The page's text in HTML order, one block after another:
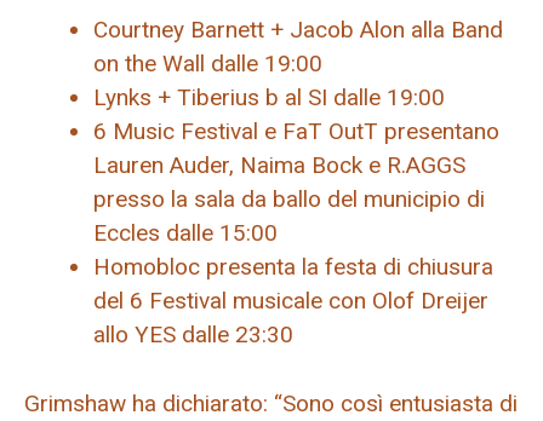
Courtney Barnett + Jacob Alon alla Band
on the Wall dalle 19:00
Lynks + Tiberius b al SI dalle 19:00
6 Music Festival e FaT OutT presentano
Lauren Auder, Naima Bock e R.AGGS
presso la sala da ballo del municipio di
Eccles dalle 15:00
Homobloc presenta la festa di chiusura
del 6 Festival musicale con Olof Dreijer
allo YES dalle 23:30
Grimshaw ha dichiarato: “Sono così entusiasta di